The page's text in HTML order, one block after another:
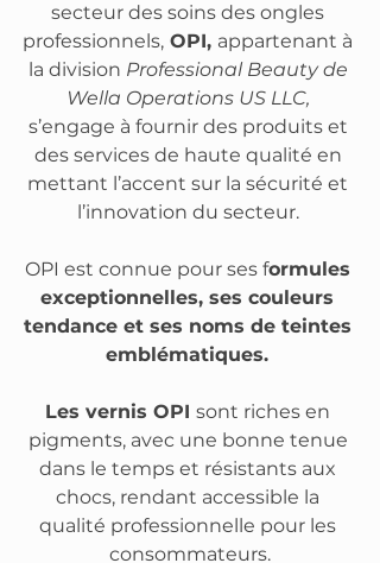
secteur des soins des ongles
professionnels, OPI, appartenant à
la division Professional Beauty de
Wella Operations US LLC,
s’engage à fournir des produits et
des services de haute qualité en
mettant l’accent sur la sécurité et
l’innovation du secteur.
OPI est connue pour ses formules
exceptionnelles, ses couleurs
tendance et ses noms de teintes
emblématiques.
Les vernis OPI sont riches en
pigments, avec une bonne tenue
dans le temps et résistants aux
chocs, rendant accessible la
qualité professionnelle pour les
consommateurs.